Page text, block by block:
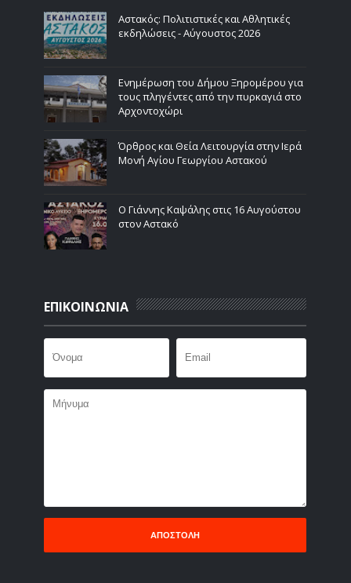
Αστακός: Πολιτιστικές και Αθλητικές
εκδηλώσεις - Αύγουστος 2026
Ενημέρωση του Δήμου Ξηρομέρου για
τους πληγέντες από την πυρκαγιά στο
Αρχοντοχώρι
Όρθρος και Θεία Λειτουργία στην Ιερά
Μονή Αγίου Γεωργίου Αστακού
Ο Γιάννης Καψάλης στις 16 Αυγούστου
στον Αστακό
ΕΠΙΚΟΙΝΩΝΙΑ